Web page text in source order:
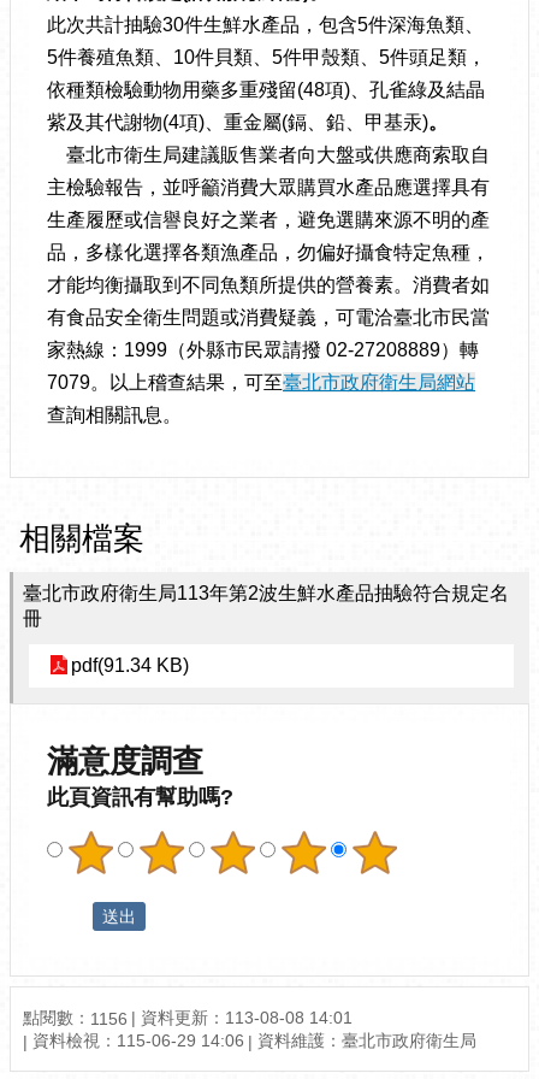
此次共計抽驗30件生鮮水產品，包含5件深海魚類、
5件養殖魚類、10件貝類、5件甲殼類、5件頭足類，
依種類檢驗動物用藥多重殘留(48項)、孔雀綠及結晶
紫及其代謝物(4項)、重金屬(鎘、鉛、甲基汞)。
臺北市衛生局建議販售業者向大盤或供應商索取自
主檢驗報告，並呼籲消費大眾購買水產品應選擇具有
生產履歷或信譽良好之業者，避免選購來源不明的產
品，多樣化選擇各類漁產品，勿偏好攝食特定魚種，
才能均衡攝取到不同魚類所提供的營養素。消費者如
有食品安全衛生問題或消費疑義，可電洽臺北市民當
家熱線：1999（外縣市民眾請撥 02-27208889）轉
7079。以上稽查結果，可至臺北市政府衛生局網站
查詢相關訊息。
相關檔案
臺北市政府衛生局113年第2波生鮮水產品抽驗符合規定名
冊
pdf(91.34 KB)
滿意度調查
此頁資訊有幫助嗎?
點閱數： 1156
資料更新：113-08-08 14:01
資料檢視：115-06-29 14:06
資料維護：臺北市政府衛生局